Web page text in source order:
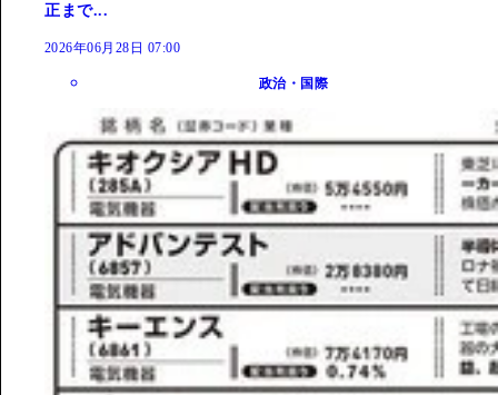
正まで...
2026年06月28日 07:00
政治・国際